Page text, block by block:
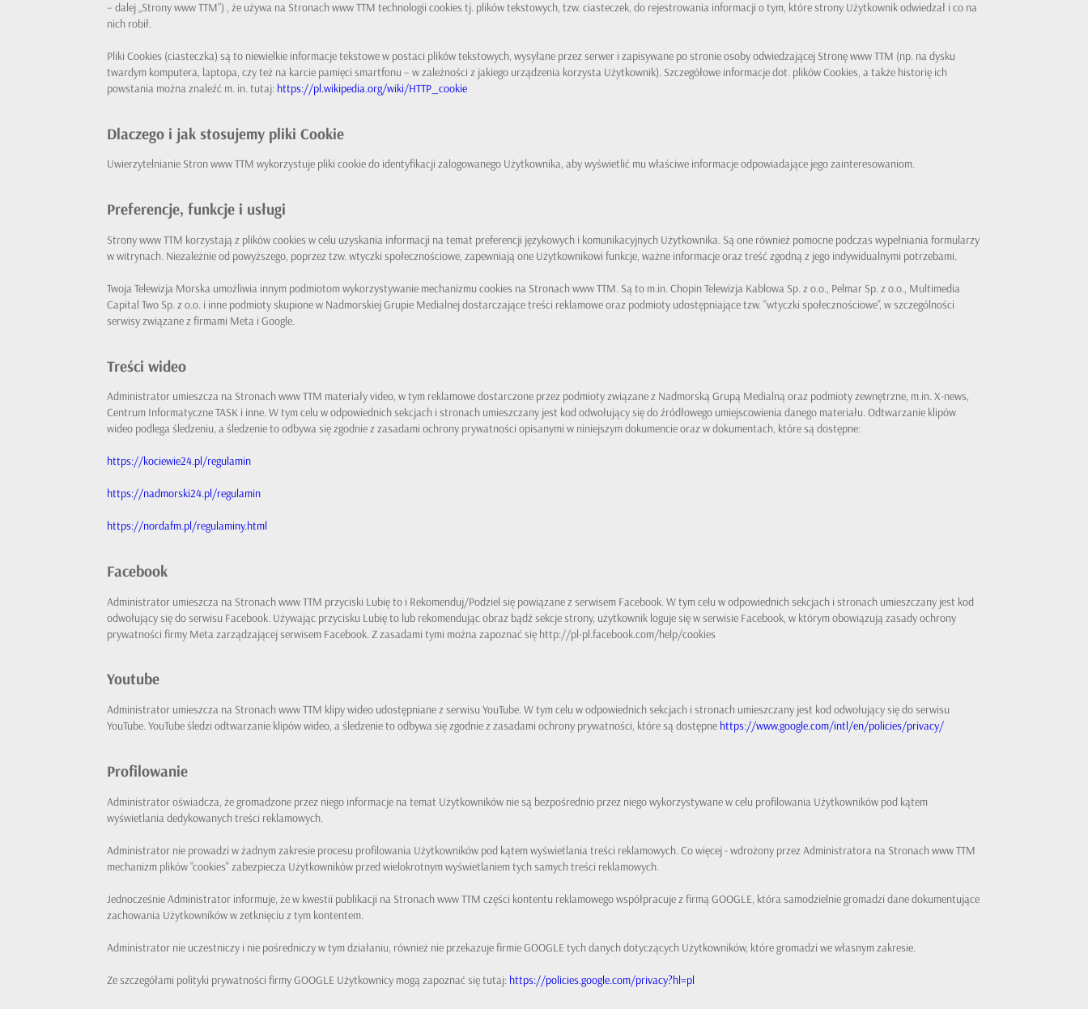
– dalej „Strony www TTM”) , że używa na Stronach www TTM technologii cookies tj. plików tekstowych, tzw. ciasteczek, do rejestrowania informacji o tym, które strony Użytkownik odwiedzał i co na
nich robił.
Pliki Cookies (ciasteczka) są to niewielkie informacje tekstowe w postaci plików tekstowych, wysyłane przez serwer i zapisywane po stronie osoby odwiedzającej Stronę www TTM (np. na dysku
twardym komputera, laptopa, czy też na karcie pamięci smartfonu – w zależności z jakiego urządzenia korzysta Użytkownik). Szczegółowe informacje dot. plików Cookies, a także historię ich
powstania można znaleźć m. in. tutaj: https://pl.wikipedia.org/wiki/HTTP_cookie
Dlaczego i jak stosujemy pliki Cookie
Uwierzytelnianie Stron www TTM wykorzystuje pliki cookie do identyfikacji zalogowanego Użytkownika, aby wyświetlić mu właściwe informacje odpowiadające jego zainteresowaniom.
Preferencje, funkcje i usługi
Strony www TTM korzystają z plików cookies w celu uzyskania informacji na temat preferencji językowych i komunikacyjnych Użytkownika. Są one również pomocne podczas wypełniania formularzy
w witrynach. Niezależnie od powyższego, poprzez tzw. wtyczki społecznościowe, zapewniają one Użytkownikowi funkcje, ważne informacje oraz treść zgodną z jego indywidualnymi potrzebami.
Twoja Telewizja Morska umożliwia innym podmiotom wykorzystywanie mechanizmu cookies na Stronach www TTM. Są to m.in. Chopin Telewizja Kablowa Sp. z o.o., Pelmar Sp. z o.o., Multimedia
Capital Two Sp. z o.o. i inne podmioty skupione w Nadmorskiej Grupie Medialnej dostarczające treści reklamowe oraz podmioty udostępniające tzw. "wtyczki społecznościowe", w szczególności
serwisy związane z firmami Meta i Google.
Treści wideo
Administrator umieszcza na Stronach www TTM materiały video, w tym reklamowe dostarczone przez podmioty związane z Nadmorską Grupą Medialną oraz podmioty zewnętrzne, m.in. X-news,
Centrum Informatyczne TASK i inne. W tym celu w odpowiednich sekcjach i stronach umieszczany jest kod odwołujący się do źródłowego umiejscowienia danego materiału. Odtwarzanie klipów
wideo podlega śledzeniu, a śledzenie to odbywa się zgodnie z zasadami ochrony prywatności opisanymi w niniejszym dokumencie oraz w dokumentach, które są dostępne:
https://kociewie24.pl/regulamin
https://nadmorski24.pl/regulamin
https://nordafm.pl/regulaminy.html
Facebook
Administrator umieszcza na Stronach www TTM przyciski Lubię to i Rekomenduj/Podziel się powiązane z serwisem Facebook. W tym celu w odpowiednich sekcjach i stronach umieszczany jest kod
odwołujący się do serwisu Facebook. Używając przycisku Lubię to lub rekomendując obraz bądź sekcje strony, użytkownik loguje się w serwisie Facebook, w którym obowiązują zasady ochrony
prywatności firmy Meta zarządzającej serwisem Facebook. Z zasadami tymi można zapoznać się http://pl-pl.facebook.com/help/cookies
Youtube
Administrator umieszcza na Stronach www TTM klipy wideo udostępniane z serwisu YouTube. W tym celu w odpowiednich sekcjach i stronach umieszczany jest kod odwołujący się do serwisu
YouTube. YouTube śledzi odtwarzanie klipów wideo, a śledzenie to odbywa się zgodnie z zasadami ochrony prywatności, które są dostępne https://www.google.com/intl/en/policies/privacy/
Profilowanie
Administrator oświadcza, że gromadzone przez niego informacje na temat Użytkowników nie są bezpośrednio przez niego wykorzystywane w celu profilowania Użytkowników pod kątem
wyświetlania dedykowanych treści reklamowych.
Administrator nie prowadzi w żadnym zakresie procesu profilowania Użytkowników pod kątem wyświetlania treści reklamowych. Co więcej - wdrożony przez Administratora na Stronach www TTM
mechanizm plików "cookies" zabezpiecza Użytkowników przed wielokrotnym wyświetlaniem tych samych treści reklamowych.
Jednocześnie Administrator informuje, że w kwestii publikacji na Stronach www TTM części kontentu reklamowego współpracuje z firmą GOOGLE, która samodzielnie gromadzi dane dokumentujące
zachowania Użytkowników w zetknięciu z tym kontentem.
Administrator nie uczestniczy i nie pośredniczy w tym działaniu, również nie przekazuje firmie GOOGLE tych danych dotyczących Użytkowników, które gromadzi we własnym zakresie.
Ze szczegółami polityki prywatności firmy GOOGLE Użytkownicy mogą zapoznać się tutaj: https://policies.google.com/privacy?hl=pl